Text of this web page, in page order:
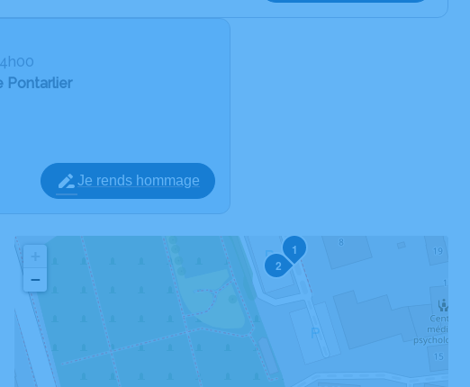
Pontarlier
Je rends hommage
1
2
−